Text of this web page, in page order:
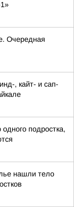
Очередная
, кайт- и сап-
подростка,
нашли тело